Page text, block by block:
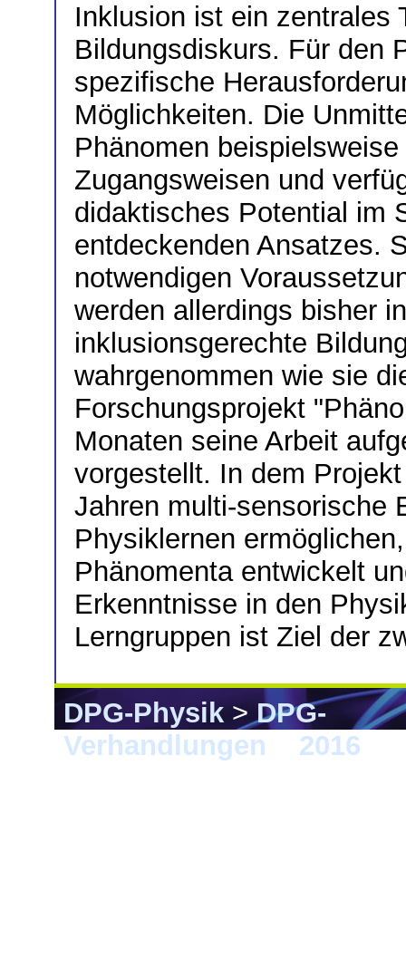
Inklusion ist ein zentrales
Bildungsdiskurs. Für den
spezifische
Möglichkeiten. Die
Phänomen
Zugangsweisen und
didaktisches Potential im
entdeckenden Ansatzes.
notwendigen
werden allerdings bisher
inklusionsgerechte
wahrgenommen wie sie
Forschungsprojekt
Monaten seine Arbeit
vorgestellt. In dem
Jahren multi-sensorische
Physiklernen
Phänomenta entwickelt
Erkenntnisse in den
Lerngruppen ist Ziel der
DPG-Physik>DPG-
Verhandlungen
2016